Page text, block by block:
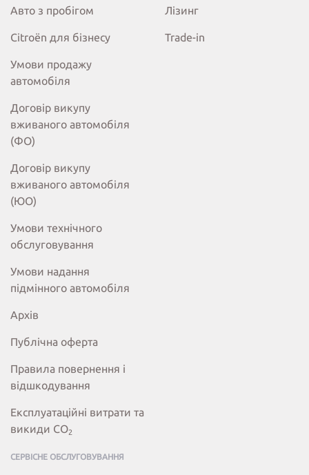
Авто з пробігом
Citroёn для бізнесу
Умови продажу
автомобіля
Договір викупу
вживаного автомобіля
(ФО)
Договір викупу
вживаного автомобіля
(ЮО)
Умови технічного
обслуговування
Умови надання
підмінного автомобіля
Архів
Публічна оферта
Правила повернення і
відшкодування
Експлуатаційні витрати та
викиди СО2
Лізинг
Trade-in
СЕРВІСНЕ ОБСЛУГОВУВАННЯ